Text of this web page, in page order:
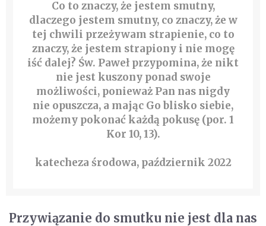
Co to znaczy, że jestem smutny,
dlaczego jestem smutny, co znaczy, że w
tej chwili przeżywam strapienie, co to
znaczy, że jestem strapiony i nie mogę
iść dalej? Św. Paweł przypomina, że nikt
nie jest kuszony ponad swoje
możliwości, ponieważ Pan nas nigdy
nie opuszcza, a mając Go blisko siebie,
możemy pokonać każdą pokusę (por. 1
Kor 10, 13).
katecheza środowa, październik 2022
Przywiązanie do smutku nie jest dla nas